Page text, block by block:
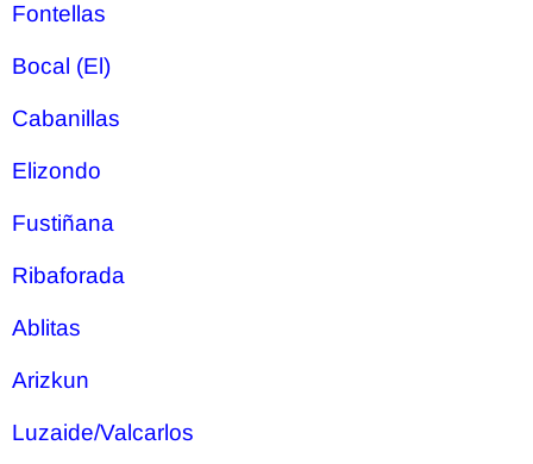
Fontellas
Bocal (El)
Cabanillas
Elizondo
Fustiñana
Ribaforada
Ablitas
Arizkun
Luzaide/Valcarlos